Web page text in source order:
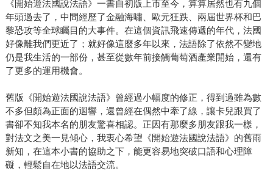
《開始遊法國說法語》一書自初版上市至今，算算居然也有九個
年頭過去了，中間經歷了金融海嘯、歐元狂跌、兩屆世界杯和巴
黎恐攻等全球矚目的大事件。在這個資訊飛速傳遞的年代，法國
好像離我們更近了；就好像這麼多年以來，法語除了依然不變地
仍是我生活的一部份，甚至從數年前接觸葡萄酒產業開始，還有
了更多的運用機會。
舊版《開始遊法國說法語》曾經過小幅度的修正，得到過雖為數
不多但頗為正面的迴響，還曾經在偶然中牽了線，讓卡兒跟買了
書卻不知我本名的朋友驚喜相認。正因有那麼多朋友跟我一樣，
對法文之美一見傾心，我衷心希望《開始遊法國說法語》的舊雨
新知，在這本小書的協助之下，能更容易地突破口語和心理障
礙，輕鬆自在地以法語交流。